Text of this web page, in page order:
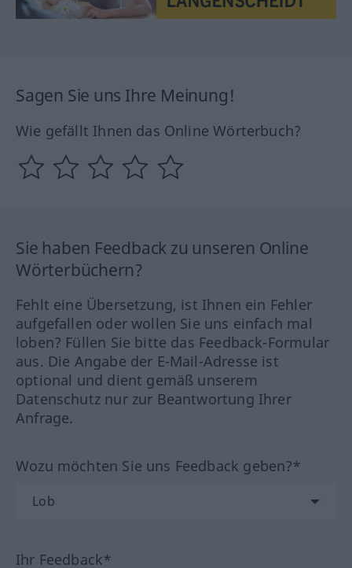
Sagen Sie uns Ihre Meinung!
Wie gefällt Ihnen das Online Wörterbuch?
Sie haben Feedback zu unseren Online
Wörterbüchern?
Fehlt eine Übersetzung, ist Ihnen ein Fehler
aufgefallen oder wollen Sie uns einfach mal
loben? Füllen Sie bitte das Feedback-Formular
aus. Die Angabe der E-Mail-Adresse ist
optional und dient gemäß unserem
Datenschutz nur zur Beantwortung Ihrer
Anfrage.
Wozu möchten Sie uns Feedback geben?*
Ihr Feedback*